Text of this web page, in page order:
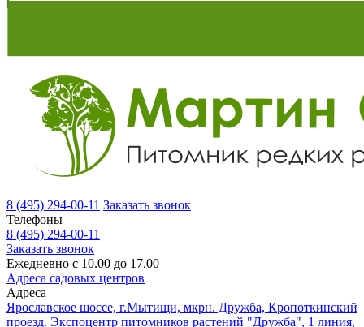
8 (495) 294-00-11 Заказать звонок
Телефоны
8 (495) 294-00-11
Заказать звонок
Ежедневно с 10.00 до 17.00
Адреса садовых центров
Адреса
Ярославское шоссе, г.Мытищи, мкрн. Дружба, Кропоткинский
проезд. Экспоцентр питомников растений "Дружба", 1 линия,